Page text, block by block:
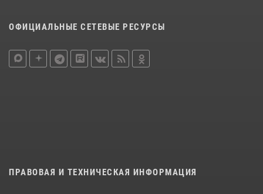
ОФИЦИАЛЬНЫЕ СЕТЕВЫЕ РЕСУРСЫ
ПРАВОВАЯ И ТЕХНИЧЕСКАЯ ИНФОРМАЦИЯ